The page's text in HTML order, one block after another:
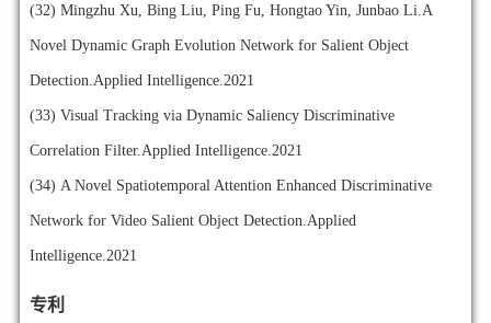
(32) Mingzhu Xu, Bing Liu, Ping Fu, Hongtao Yin, Junbao Li.A
Novel Dynamic Graph Evolution Network for Salient Object
Detection.Applied Intelligence.2021
(33) Visual Tracking via Dynamic Saliency Discriminative
Correlation Filter.Applied Intelligence.2021
(34) A Novel Spatiotemporal Attention Enhanced Discriminative
Network for Video Salient Object Detection.Applied
Intelligence.2021
专利